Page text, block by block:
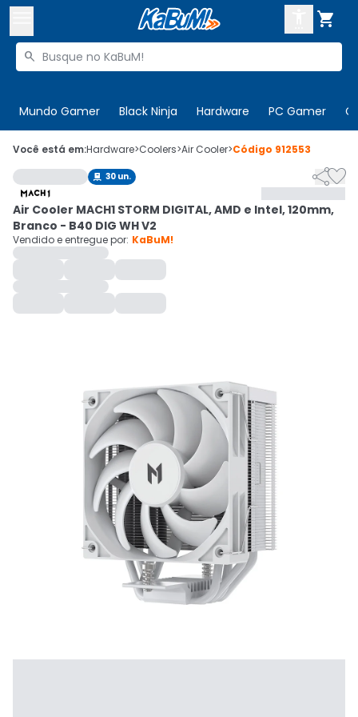

Buscar produtos

Mundo Gamer Black Ninja Hardware PC Gamer
 Olá. Acesse sua conta
 Departamentos
Cupons
Mais Vendidos
Ativar tradutor em libras
CADASTRE-SE
Você está em:Hardware>Coolers>Air Cooler>Código 912553
 30 un. 
Air Cooler MACH1 STORM DIGITAL, AMD e Intel, 120mm,
Branco - B40 DIG WH V2
Vendido e entregue por: KaBuM!